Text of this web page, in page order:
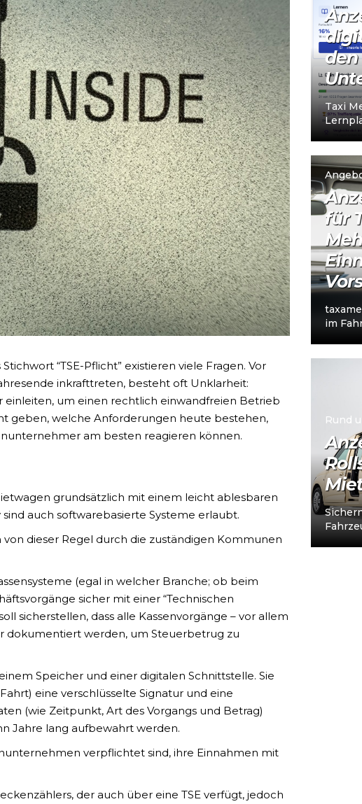
“TSE-Pflicht” existieren viele Fragen. Vor
inkrafttreten, besteht oft Unklarheit:
um einen rechtlich einwandfreien Betrieb
geben, welche Anforderungen heute bestehen,
am besten reagieren können.
grundsätzlich mit einem leicht ablesbaren
auch softwarebasierte Systeme erlaubt.
dieser Regel durch die zuständigen Kommunen
(egal in welcher Branche; ob beim
sicher mit einer “Technischen
sicherstellen, dass alle Kassenvorgänge – vor allem
dokumentiert werden, um Steuerbetrug zu
Speicher und einer digitalen Schnittstelle. Sie
eine verschlüsselte Signatur und eine
(wie Zeitpunkt, Art des Vorgangs und Betrag)
Jahre lang aufbewahrt werden.
verpflichtet sind, ihre Einnahmen mit
der auch über eine TSE verfügt, jedoch
den
Taxi
den
richtet
Mehr lesen
für
im
Mehr lesen
Rund